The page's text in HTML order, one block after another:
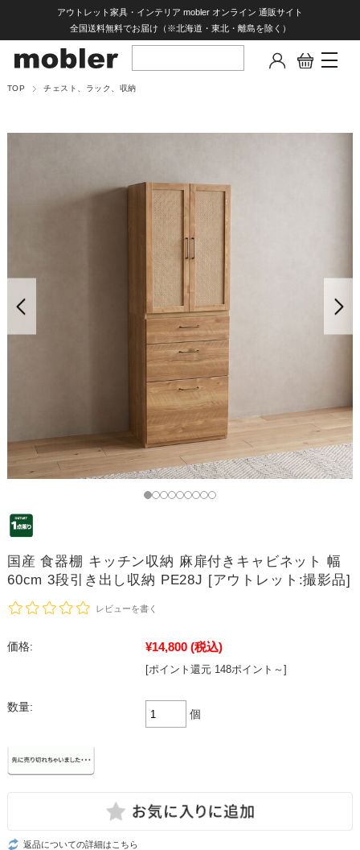
アウトレット家具・インテリア mobler オンライン 通販サイト
全国送料無料でお届け（※北海道・東北・離島を除く）
TOP チェスト、ラック、収納
国産 食器棚 キッチン収納 麻扉付きキャビネット 幅
60cm 3段引き出し収納 PE28J [アウトレット:撮影品]
レビューを書く
価格: ¥14,800 (税込)
[ポイント還元 148ポイント～]
数量:
個
返品についての詳細はこちら